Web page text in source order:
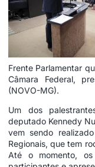
Frente Parlamentar
Câmara Federal,
(NOVO-MG).
Um dos
deputado Kennedy
vem sendo
Regionais, que tem
Até o momento,